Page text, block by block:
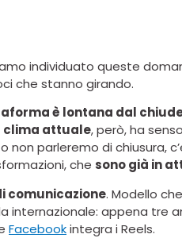
individuato queste
che stanno girando.
è lontana dal
clima attuale, però, ha
non parleremo di chiusura,
che sono già in
comunicazione. Modello
internazionale: appena tre
Facebookintegra i Reels.